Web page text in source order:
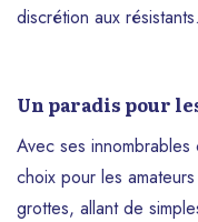
discrétion aux résistants.
Un paradis pour
Avec ses
choix pour les
grottes, allant de